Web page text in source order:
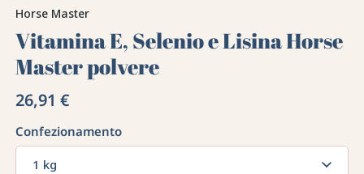
Horse Master
Vitamina E, Selenio e Lisina Horse
Master polvere
26,91 €
Confezionamento
1 kg